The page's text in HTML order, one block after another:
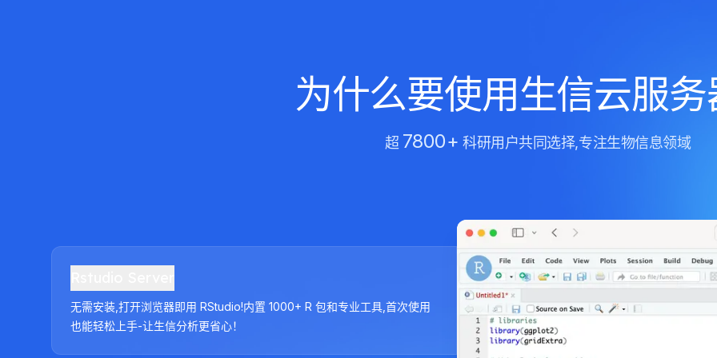
为什么要使用生信云服
超 7800+ 科研用户共同选择,专注生物信息领域
无需安装,打开浏览器即用 RStudio!内置 1000+ R 包和专业工具,首次使用
也能轻松上手-让生信分析更省心！